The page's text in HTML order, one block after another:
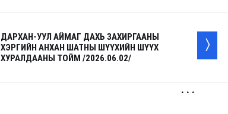
ДАРХАН-УУЛ АЙМАГ ДАХЬ ЗАХИРГААНЫ
ХЭРГИЙН АНХАН ШАТНЫ ШҮҮХИЙН ШҮҮХ
ХУРАЛДААНЫ ТОЙМ /2026.06.02/
. . .